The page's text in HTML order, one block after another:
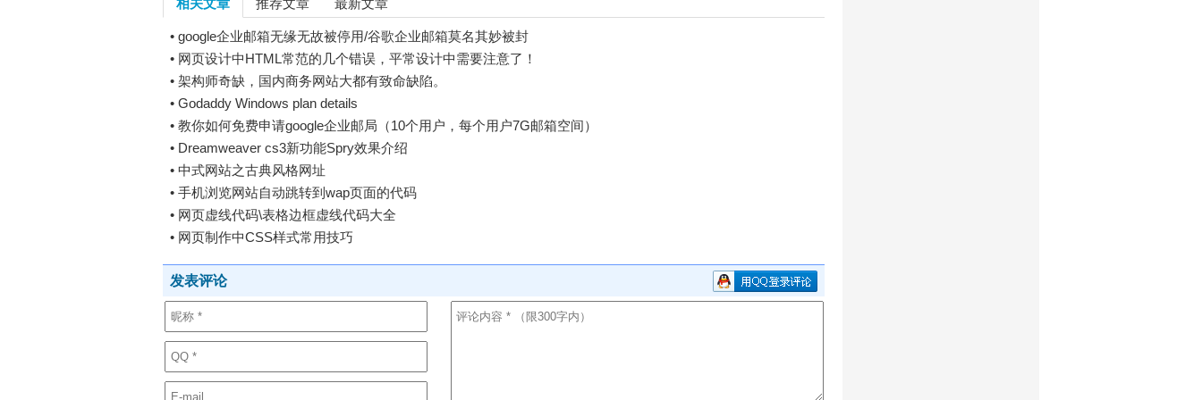
相关文章 推荐文章 最新文章
• google企业邮箱无缘无故被停用/谷歌企业邮箱莫名其妙被封
• 网页设计中HTML常范的几个错误，平常设计中需要注意了！
• 架构师奇缺，国内商务网站大都有致命缺陷。
• Godaddy Windows plan details
• 教你如何免费申请google企业邮局（10个用户，每个用户7G邮箱空间）
• Dreamweaver cs3新功能Spry效果介绍
• 中式网站之古典风格网址
• 手机浏览网站自动跳转到wap页面的代码
• 网页虚线代码\表格边框虚线代码大全
• 网页制作中CSS样式常用技巧
发表评论